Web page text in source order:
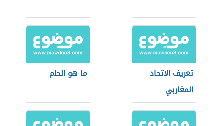
تعريف الاتحاد
المغاربي
ما هو الحلم